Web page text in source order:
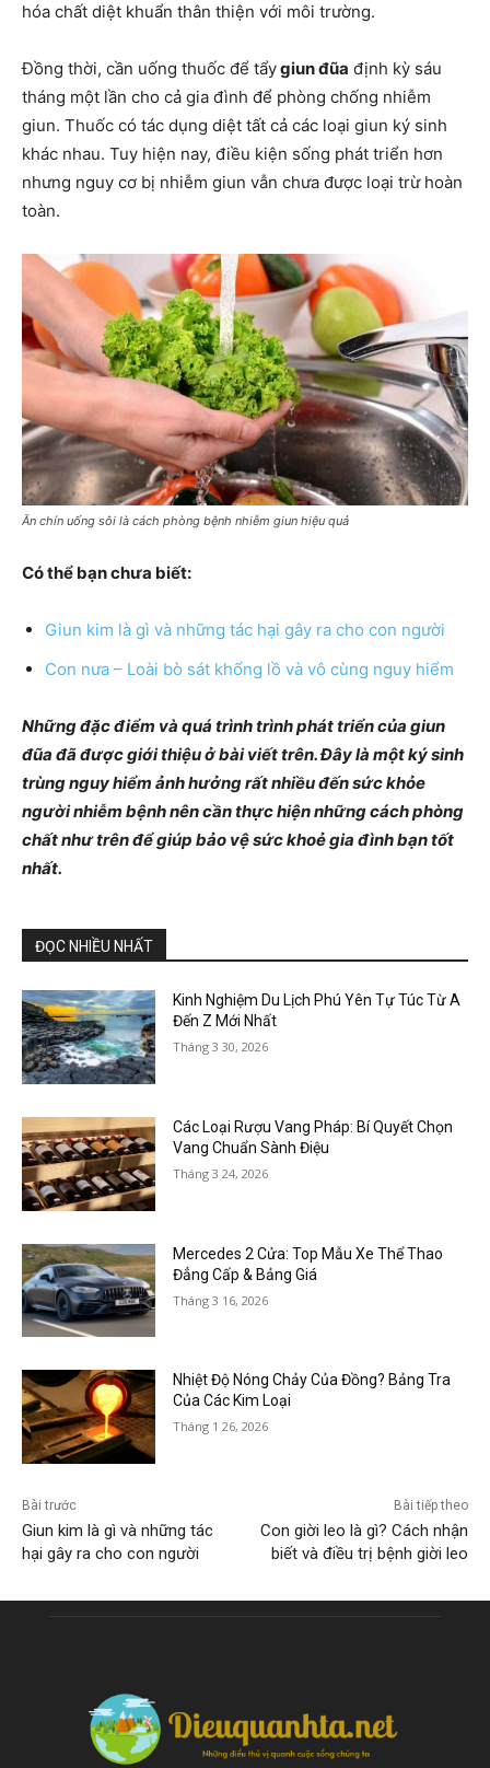
hóa chất diệt khuẩn thân thiện với môi trường.
Đồng thời, cần uống thuốc để tẩygiun đũa định kỳ sáu
tháng một lần cho cả gia đình để phòng chống nhiễm
giun. Thuốc có tác dụng diệt tất cả các loại giun ký sinh
khác nhau. Tuy hiện nay, điều kiện sống phát triển hơn
nhưng nguy cơ bị nhiễm giun vẫn chưa được loại trừ hoàn
toàn.
Ăn chín uống sôi là cách phòng bệnh nhiễm giun hiệu quả
Có thể bạn chưa biết:
Giun kim là gì và những tác hại gây ra cho con người
Con nưa – Loài bò sát khổng lồ và vô cùng nguy hiểm
Những đặc điểm và quá trình trình phát triển của giun
đũa đã được giới thiệu ở bài viết trên. Đây là một ký sinh
trùng nguy hiểm ảnh hưởng rất nhiều đến sức khỏe
người nhiễm bệnh nên cần thực hiện những cách phòng
chất như trên để giúp bảo vệ sức khoẻ gia đình bạn tốt
nhất.
ĐỌC NHIỀU NHẤT
Kinh Nghiệm Du Lịch Phú Yên Tự Túc Từ A
Đến Z Mới Nhất
Tháng 3 30, 2026
Các Loại Rượu Vang Pháp: Bí Quyết Chọn
Vang Chuẩn Sành Điệu
Tháng 3 24, 2026
Mercedes 2 Cửa: Top Mẫu Xe Thể Thao
Đẳng Cấp & Bảng Giá
Tháng 3 16, 2026
Nhiệt Độ Nóng Chảy Của Đồng? Bảng Tra
Của Các Kim Loại
Tháng 1 26, 2026
Bài trước
Giun kim là gì và những tác
hại gây ra cho con người
Bài tiếp theo
Con giời leo là gì? Cách nhận
biết và điều trị bệnh giời leo